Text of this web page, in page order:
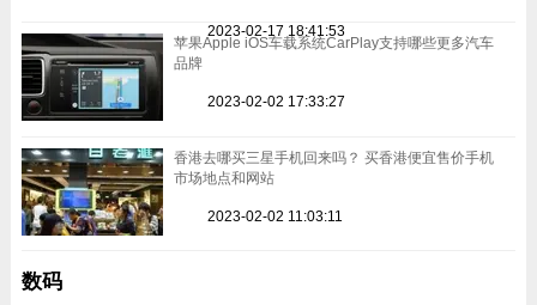
2023-02-17 18:41:53
苹果Apple iOS车载系统CarPlay支持哪些更多汽车
品牌
2023-02-02 17:33:27
香港去哪买三星手机回来吗？ 买香港便宜售价手机
市场地点和网站
2023-02-02 11:03:11
数码